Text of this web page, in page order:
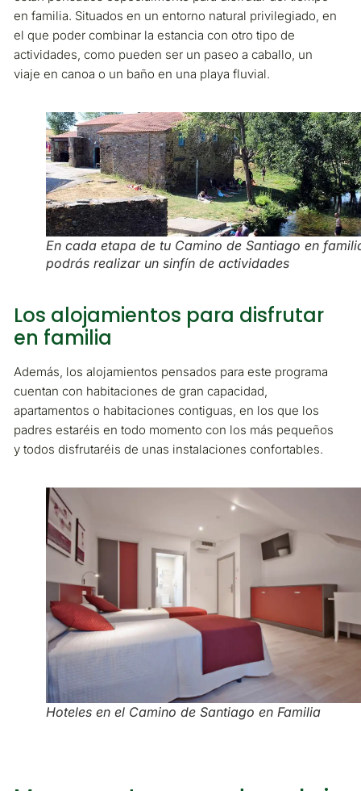
en familia. Situados en un entorno natural privilegiado, en
el que poder combinar la estancia con otro tipo de
actividades, como pueden ser un paseo a caballo, un
viaje en canoa o un baño en una playa fluvial.
En cada etapa de tu Camino de Santiago en
podrás realizar un sinfín de actividades
Los alojamientos para disfrutar
en familia
Además, los alojamientos pensados para este programa
cuentan con habitaciones de gran capacidad,
apartamentos o habitaciones contiguas, en los que los
padres estaréis en todo momento con los más pequeños
y todos disfrutaréis de unas instalaciones confortables.
Hoteles en el Camino de Santiago en Familia